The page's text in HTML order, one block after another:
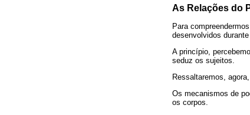
As Relações do
Para
desenvolvidos
A princípio,
seduz os sujeitos.
Ressaltaremos,
Os mecanismos de
os corpos.